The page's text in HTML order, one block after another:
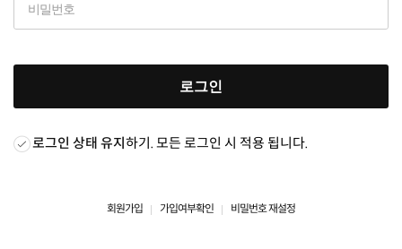
로그인
로그인 상태 유지하기. 모든 로그인 시 적용 됩니다.
회원가입 가입여부확인 비밀번호 재설정